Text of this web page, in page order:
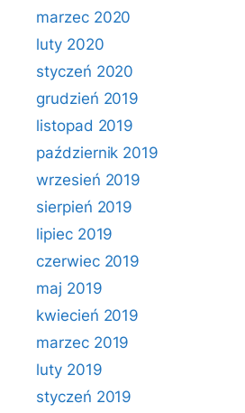
marzec 2020
luty 2020
styczeń 2020
grudzień 2019
listopad 2019
październik 2019
wrzesień 2019
sierpień 2019
lipiec 2019
czerwiec 2019
maj 2019
kwiecień 2019
marzec 2019
luty 2019
styczeń 2019